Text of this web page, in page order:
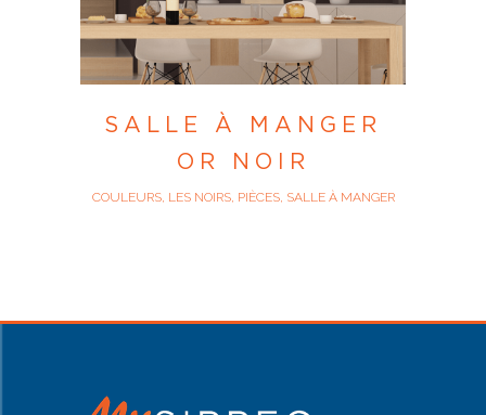
SALLE À MANGER
OR NOIR
COULEURS, LES NOIRS, PIÈCES, SALLE À MANGER